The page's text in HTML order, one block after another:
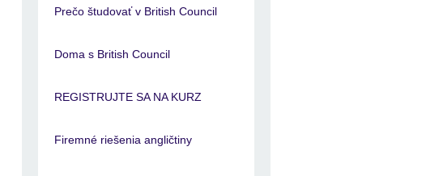
Prečo študovať v British Council
Doma s British Council
REGISTRUJTE SA NA KURZ
Firemné riešenia angličtiny